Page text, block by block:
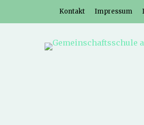
Header-Menü
Weiter
Kontakt Impressum